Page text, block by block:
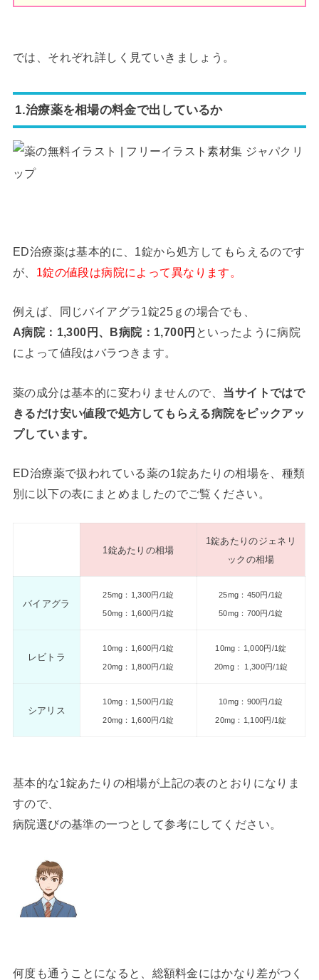
では、それぞれ詳しく見ていきましょう。
1.治療薬を相場の料金で出しているか
ED治療薬は基本的に、1錠から処方してもらえるのです
が、 1錠の値段は病院によって異なります。
例えば、同じバイアグラ1錠25ｇの場合でも、
A病院：1,300円、B病院：1,700円 といったように病院
によって値段はバラつきます。
薬の成分は基本的に変わりませんので、 当サイトではで
きるだけ安い値段で処方してもらえる病院をピックアッ
プしています。
ED治療薬で扱われている薬の1錠あたりの相場を、種類
別に以下の表にまとめましたのでご覧ください。
1錠あたりの相場
1錠あたりのジェネリ
ックの相場
バイアグラ
25mg：1,300円/1錠
50mg：1,600円/1錠
25mg：450円/1錠
50mg：700円/1錠
レビトラ
10mg：1,600円/1錠
20mg：1,800円/1錠
10mg：1,000円/1錠
20mg： 1,300円/1錠
シアリス
10mg：1,500円/1錠
20mg：1,600円/1錠
10mg：900円/1錠
20mg：1,100円/1錠
基本的な1錠あたりの相場が上記の表のとおりになりま
すので、
病院選びの基準の一つとして参考にしてください。
何度も通うことになると、総額料金にはかなり差がつく